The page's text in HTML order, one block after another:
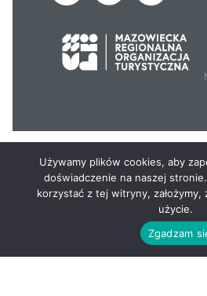
Używamy plików cookies, aby
doświadczenie na naszej
korzystać z tej witryny, założymy,
użycie.
Zgadzam